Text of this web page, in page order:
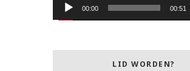
00:00 00:51
LID WORDEN?